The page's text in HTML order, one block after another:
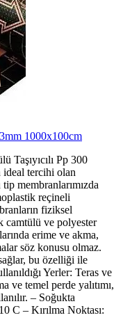
1000x100cm
Taşıyıcılı Pp 300
ideal tercihi olan
membranlarımızda
reçineli
fiziksel
camtülü ve polyester
erime ve akma,
söz konusu olmaz.
bu özelliği ile
Yerler: Teras ve
ve temel perde yalıtımı,
– Soğukta
C – Kırılma Noktası: